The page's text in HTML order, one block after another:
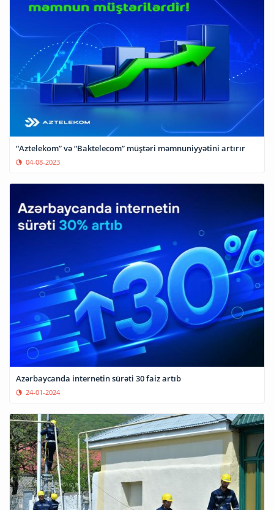
“Aztelekom” və “Baktelecom” müştəri məmnuniyyətini artırır
04-08-2023
Azərbaycanda internetin sürəti 30 faiz artıb
24-01-2024